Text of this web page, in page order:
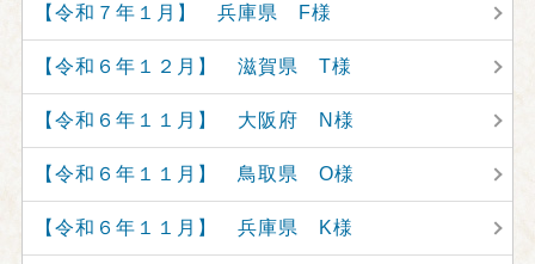
【令和７年１月】 兵庫県 F様
【令和６年１２月】 滋賀県 T様
【令和６年１１月】 大阪府 N様
【令和６年１１月】 鳥取県 O様
【令和６年１１月】 兵庫県 K様